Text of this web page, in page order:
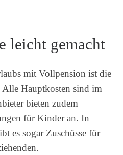
leicht gemacht
mit Vollpension ist die
Hauptkosten sind im
bieten zudem
für Kinder an. In
es sogar Zuschüsse für